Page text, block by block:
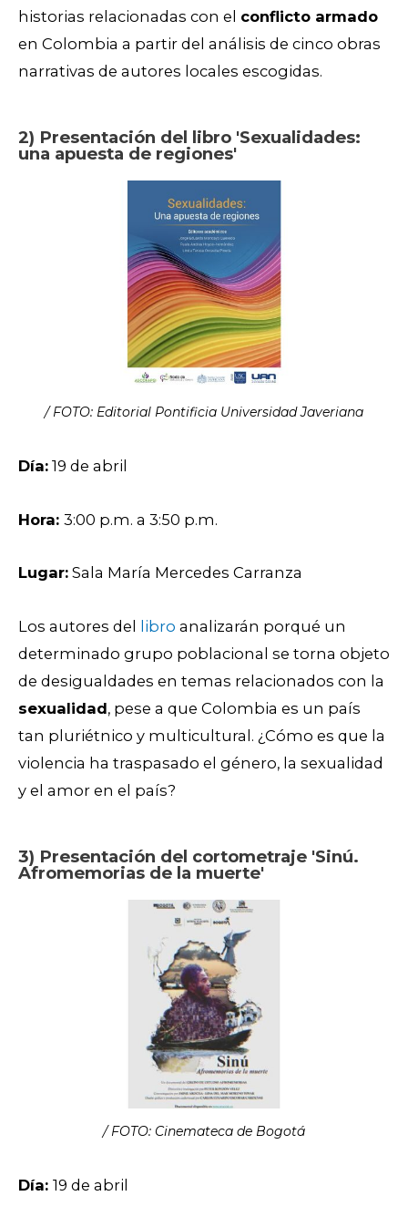
historias relacionadas con el conflicto armado
en Colombia a partir del análisis de cinco obras
narrativas de autores locales escogidas.
2) Presentación del libro 'Sexualidades:
una apuesta de regiones'
/ FOTO: Editorial Pontificia Universidad Javeriana
Día: 19 de abril
Hora: 3:00 p.m. a 3:50 p.m.
Lugar: Sala María Mercedes Carranza
Los autores del libro analizarán porqué un
determinado grupo poblacional se torna objeto
de desigualdades en temas relacionados con la
sexualidad, pese a que Colombia es un país
tan pluriétnico y multicultural. ¿Cómo es que la
violencia ha traspasado el género, la sexualidad
y el amor en el país?
3) Presentación del cortometraje 'Sinú.
Afromemorias de la muerte'
/ FOTO: Cinemateca de Bogotá
Día: 19 de abril